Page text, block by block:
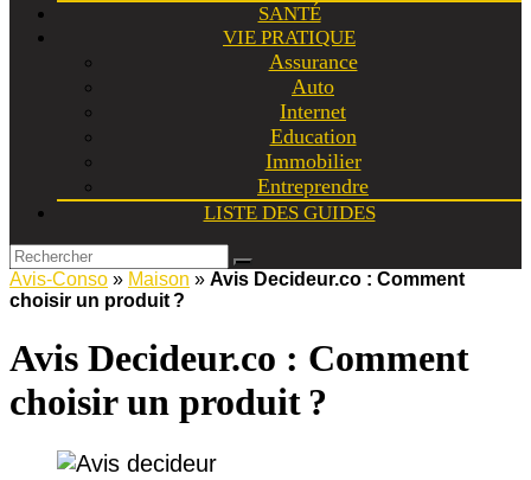
SANTÉ
VIE PRATIQUE
Assurance
Auto
Internet
Education
Immobilier
Entreprendre
LISTE DES GUIDES
Avis-Conso » Maison » Avis Decideur.co : Comment
choisir un produit ?
Avis Decideur.co : Comment
choisir un produit ?